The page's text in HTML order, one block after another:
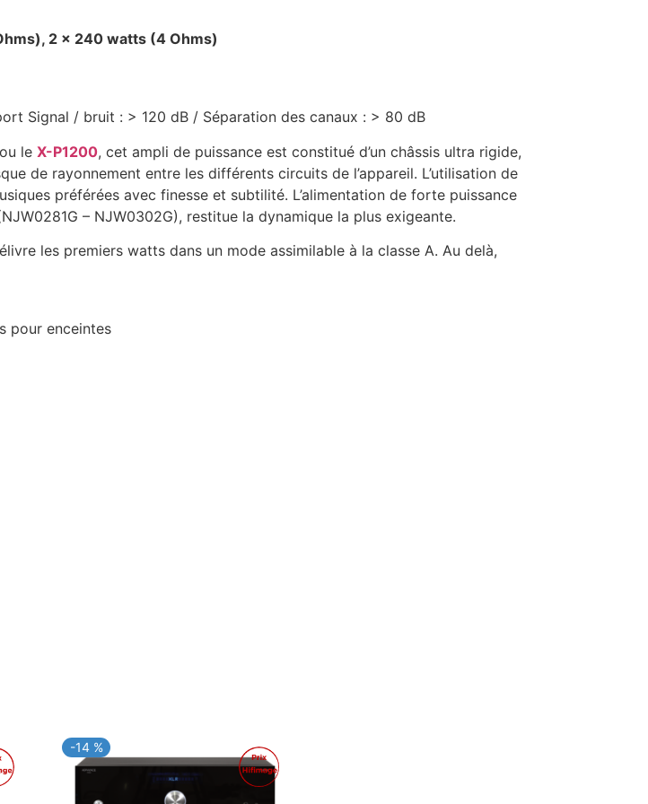
2 x 240 watts (4 Ohms)
Signal / bruit : > 120 dB / Séparation des canaux : > 80 dB
ou le X-P1200, cet ampli de puissance est constitué d’un châssis ultra rigide,
de rayonnement entre les différents circuits de l’appareil. L’utilisation de
préférées avec finesse et subtilité. L’alimentation de forte puissance
– NJW0302G), restitue la dynamique la plus exigeante.
les premiers watts dans un mode assimilable à la classe A. Au delà,
pour enceintes
! Promo !
-14 %